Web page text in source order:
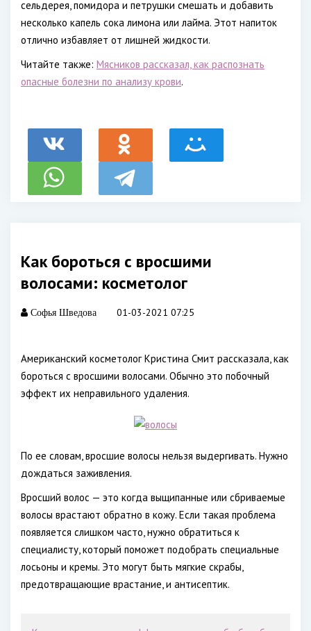
сельдерея, помидора и петрушки смешать и добавить
несколько капель сока лимона или лайма. Этот напиток
отлично избавляет от лишней жидкости.
Читайте также: Мясников рассказал, как распознать
опасные болезни по анализу крови.
Как бороться с вросшими
волосами: косметолог
Софья Шведова 01-03-2021 07:25
Американский косметолог Кристина Смит рассказала, как
бороться с вросшими волосами. Обычно это побочный
эффект их неправильного удаления.
По ее словам, вросшие волосы нельзя выдергивать. Нужно
дождаться заживления.
Вросший волос — это когда выщипанные или сбриваемые
волосы врастают обратно в кожу. Если такая проблема
появляется слишком часто, нужно обратиться к
специалисту, который поможет подобрать специальные
лосьоны и кремы. Это могут быть мягкие скрабы,
предотвращающие врастание, и антисептик.